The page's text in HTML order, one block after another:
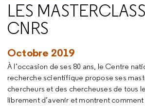
LES
CNRS
Octobre 2019
À l’occasion de ses 80 ans, le Centre
recherche scientifique propose ses
chercheurs et des chercheuses de tous
librement d’avenir et montrent